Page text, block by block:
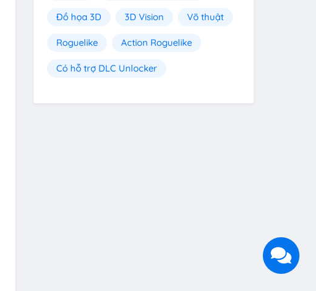
Đồ họa 3D 3D Vision Võ thuật
Roguelike Action Roguelike
Có hỗ trợ DLC Unlocker